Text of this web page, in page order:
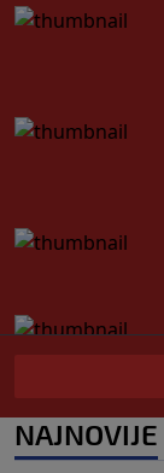
NAJNOVIJE